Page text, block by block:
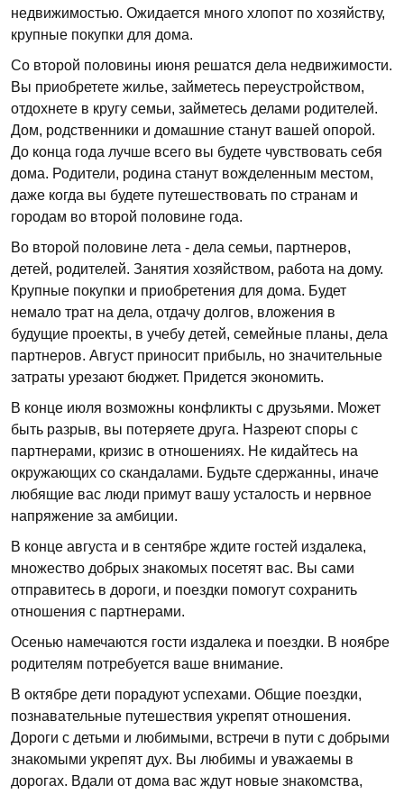
недвижимостью. Ожидается много хлопот по хозяйству,
крупные покупки для дома.
Со второй половины июня решатся дела недвижимости.
Вы приобретете жилье, займетесь переустройством,
отдохнете в кругу семьи, займетесь делами родителей.
Дом, родственники и домашние станут вашей опорой.
До конца года лучше всего вы будете чувствовать себя
дома. Родители, родина станут вожделенным местом,
даже когда вы будете путешествовать по странам и
городам во второй половине года.
Во второй половине лета - дела семьи, партнеров,
детей, родителей. Занятия хозяйством, работа на дому.
Крупные покупки и приобретения для дома. Будет
немало трат на дела, отдачу долгов, вложения в
будущие проекты, в учебу детей, семейные планы, дела
партнеров. Август приносит прибыль, но значительные
затраты урезают бюджет. Придется экономить.
В конце июля возможны конфликты с друзьями. Может
быть разрыв, вы потеряете друга. Назреют споры с
партнерами, кризис в отношениях. Не кидайтесь на
окружающих со скандалами. Будьте сдержанны, иначе
любящие вас люди примут вашу усталость и нервное
напряжение за амбиции.
В конце августа и в сентябре ждите гостей издалека,
множество добрых знакомых посетят вас. Вы сами
отправитесь в дороги, и поездки помогут сохранить
отношения с партнерами.
Осенью намечаются гости издалека и поездки. В ноябре
родителям потребуется ваше внимание.
В октябре дети порадуют успехами. Общие поездки,
познавательные путешествия укрепят отношения.
Дороги с детьми и любимыми, встречи в пути с добрыми
знакомыми укрепят дух. Вы любимы и уважаемы в
дорогах. Вдали от дома вас ждут новые знакомства,